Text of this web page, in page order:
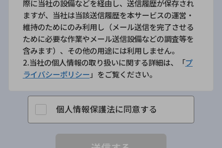
際に当社の設備などを経由し、送信履歴が保存され
ますが、当社は当該送信履歴を本サービスの運営・
維持のためにのみ利用し（メール送信を完了させる
ために必要な作業やメール送信設備などの調査等を
含みます）、その他の用途には利用しません。
2.当社の個人情報の取り扱いに関する詳細は、「プ
ライバシーポリシー 」をご覧ください。
個人情報保護法に同意する